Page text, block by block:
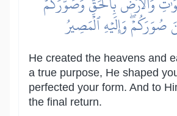
وَإِلَيۡهِ ٱلۡمَصِيرُ
He created the heavens and
a true purpose, He shaped
perfected your form. And to
the final return.